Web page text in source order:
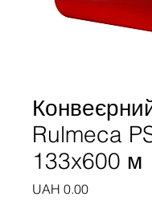
Rulmeca
133x600 м
UAH 0.00Price